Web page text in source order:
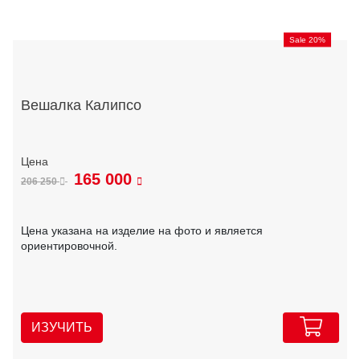
Sale 20%
Вешалка Калипсо
206 250 165 000
Цена указана на изделие на фото и является
ориентировочной.
ИЗУЧИТЬ